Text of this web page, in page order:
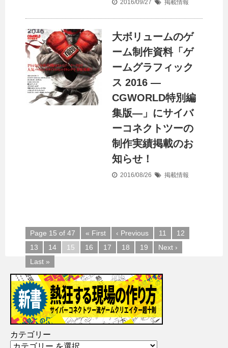
2016/09/27 掲載情報
大ボリュームのゲ
ーム制作資料「ゲ
ームグラフィック
ス 2016 —
CGWORLD特別編
集版—」にサイバ
ーコネクトツーの
制作実績掲載のお
知らせ！
2016/08/26 掲載情報
Page 15 of 47 « First ‹ Previous 11
12
13
14 15 16 17 18 19
Next ›
Last »
カテゴリー